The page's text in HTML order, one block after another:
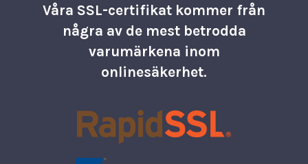
Våra SSL-certifikat kommer från
några av de mest betrodda
varumärkena inom
onlinesäkerhet.